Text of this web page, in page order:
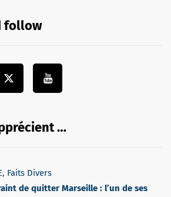
follow
…
, Faits Divers
de quitter Marseille : l’un de ses